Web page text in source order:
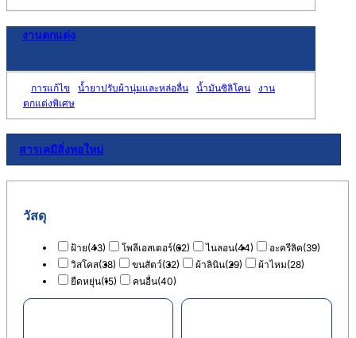
งานตกแต่ง
การแก้ไข น้ำยาปรับผ้านุ่มและหล่อลื่น น้ำมันซิลิโคน
งาน
ตกแต่งพิเศษ
สารเคมีสิ่งทอใหม่
วัสดุ
ฝ้าย(43) โพลีเอสเตอร์(62) ไนลอน(44) อะครีลิค(39)
วิสโคส(38) ขนสัตว์(32) ผ้าลินิน(29) ผ้าไหม(28)
ยืดหยุ่น(15) คนอื่น(40)